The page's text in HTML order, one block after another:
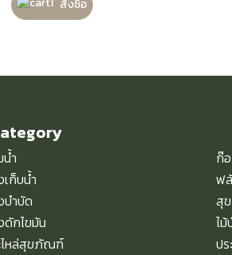
สั่งซื้อ
ำ
เก็บน้ำ
บำบัด
ดักไขมัน
ไหล่สุขภัณฑ์
ก๊
ฟ
สุ
ไม้
ปร